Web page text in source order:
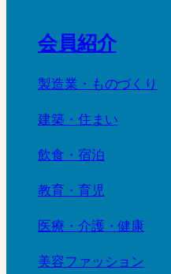
会員紹介
製造業・ものづくり
建築・住まい
飲食・宿泊
教育・育児
医療・介護・健康
美容ファッション